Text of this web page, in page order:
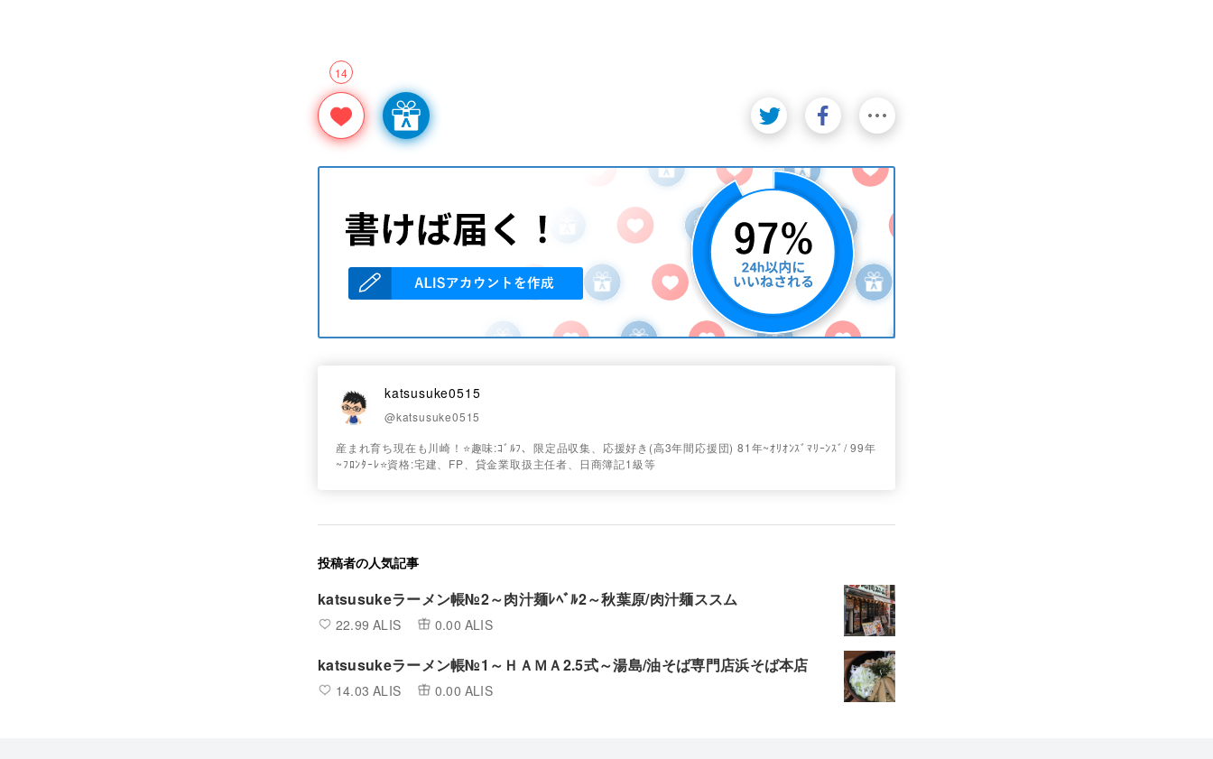
14
katsusuke0515
@katsusuke0515
産まれ育ち現在も川崎！⭐️趣味:ｺﾞﾙﾌ、限定品収集、応援好き(高3年間応援団) 81年~ｵﾘｵﾝｽﾞﾏﾘｰﾝｽﾞ/ 99年
~ﾌﾛﾝﾀｰﾚ⭐️資格:宅建、FP、貸金業取扱主任者、日商簿記1級等
投稿者の人気記事
katsusukeラーメン帳№2～肉汁麺ﾚﾍﾞﾙ2～秋葉原/肉汁麺ススム
22.99 ALIS 0.00 ALIS
katsusukeラーメン帳№1～ＨＡＭＡ2.5式～湯島/油そば専門店浜そば本店
14.03 ALIS 0.00 ALIS